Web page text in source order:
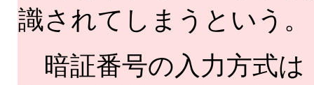
識されてしまうという。
暗証番号の入力方式は